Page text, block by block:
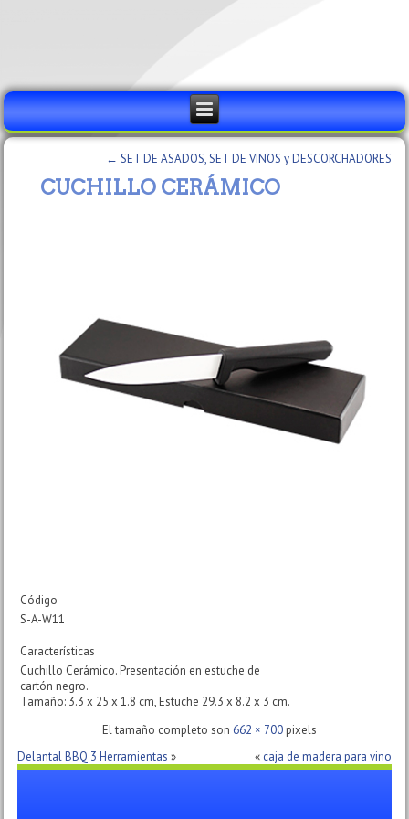
← SET DE ASADOS, SET DE VINOS y DESCORCHADORES
CUCHILLO CERÁMICO
Código
S-A-W11
Características
Cuchillo Cerámico. Presentación en estuche de
cartón negro.
Tamaño: 3.3 x 25 x 1.8 cm, Estuche 29.3 x 8.2 x 3 cm.
El tamaño completo son 662 × 700pixels
Delantal BBQ 3 Herramientas » « caja de madera para vino